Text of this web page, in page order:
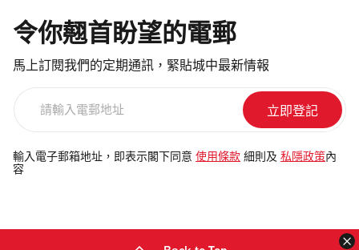
令你翹首盼望的電郵
馬上訂閱我們的定期通訊，緊貼城中最新情報
電
郵
輸入電子郵箱地址，即表示閣下同意 使用條款 細則及 私隱政策 內
容